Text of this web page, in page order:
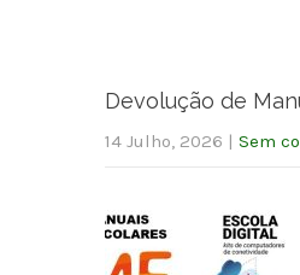
Devolução de
14 Julho, 2026 | Sem